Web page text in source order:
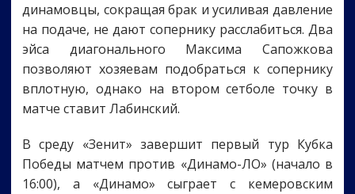
динамовцы, сокращая брак и усиливая давление
на подаче, не дают сопернику расслабиться. Два
эйса диагонального Максима Сапожкова
позволяют хозяевам подобраться к сопернику
вплотную, однако на втором сетболе точку в
матче ставит Лабинский.
В среду «Зенит» завершит первый тур Кубка
Победы матчем против «Динамо-ЛО» (начало в
16:00), а «Динамо» сыграет с кемеровским